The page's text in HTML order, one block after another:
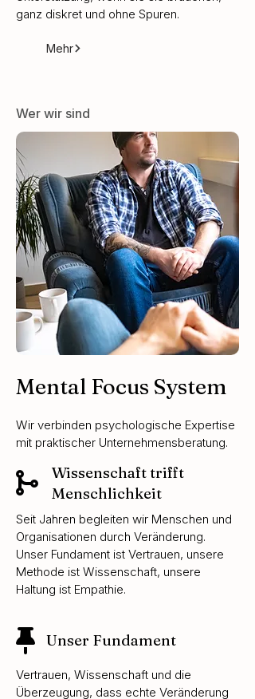
ganz diskret und ohne Spuren.
Mehr
Wer wir sind
Mental Focus System
Wir verbinden psychologische Expertise
mit praktischer Unternehmensberatung.

Wissenschaft trifft
Menschlichkeit
Seit Jahren begleiten wir Menschen und
Organisationen durch Veränderung.
Unser Fundament ist Vertrauen, unsere
Methode ist Wissenschaft, unsere
Haltung ist Empathie.
 Unser Fundament
Vertrauen, Wissenschaft und die
Überzeugung, dass echte Veränderung